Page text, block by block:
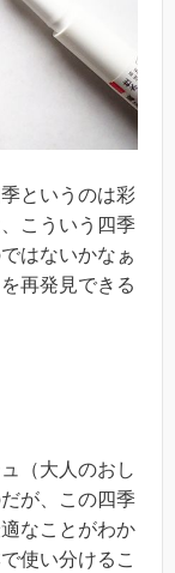
というのは彩
こういう四季
はないかなぁ
再発見できる
（大人のおし
が、この四季
なことがわか
使い分けるこ